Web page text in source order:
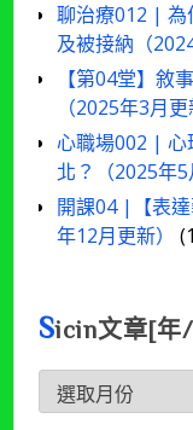
聊治療012 | 為
及被接納（
【第04堂】敘
（2025年3月更
心職場002 | 心
北？（2025年5
開課04 |【表
年12月更新）
Sicin文章[年
Sicin
文